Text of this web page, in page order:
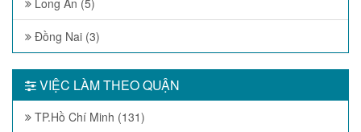
Đồng Nai (3)
VIỆC LÀM THEO QUẬN
TP.Hồ Chí Minh (131)